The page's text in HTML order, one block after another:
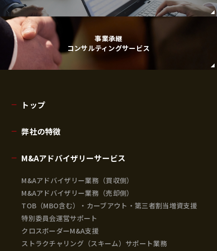
事業承継
コンサルティングサービス
トップ
弊社の特徴
M&Aアドバイザリーサービス
M&Aアドバイザリー業務（買収側）
M&Aアドバイザリー業務（売却側）
TOB（MBO含む）・カーブアウト・第三者割当増資支援
特別委員会運営サポート
クロスボーダーM&A支援
ストラクチャリング（スキーム）サポート業務